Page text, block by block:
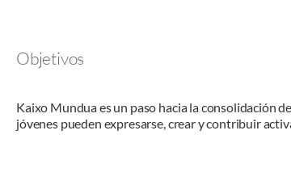
Objetivos
Kaixo Mundua es un paso hacia la consolidación
jóvenes pueden expresarse, crear y contribuir